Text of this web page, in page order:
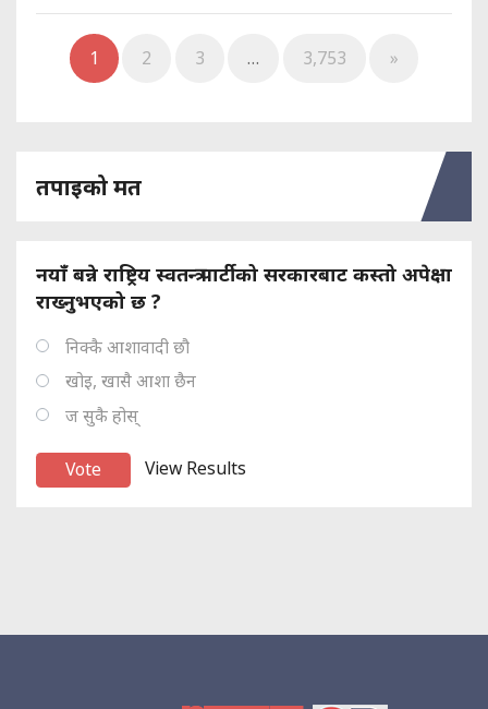
1 2 3 … 3,753 »
तपाइको मत
नयाँ बन्ने राष्ट्रिय स्वतन्त्र पार्टीको सरकारबाट कस्तो अपेक्षा
राख्नुभएको छ ?
निक्कै आशावादी छौ
खोइ, खासै आशा छैन
ज सुकै होस्
View Results